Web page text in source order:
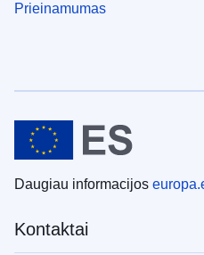
Prieinamumas
Daugiau informacijos
Kontaktai